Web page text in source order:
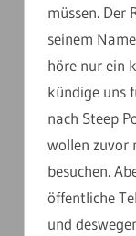
müssen. Der
seinem
höre nur ein
kündige uns
nach Steep
wollen zuvor
besuchen.
öffentliche
und